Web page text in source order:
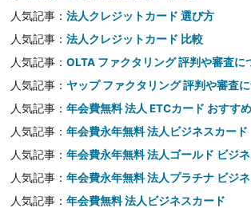
人気記事：法人クレジットカード 選び方
人気記事：法人クレジットカード 比較
人気記事：OLTA ファクタリング 評判や審査に
人気記事： ヤップ ファクタリング 評判や審査
人気記事：年会費無料 法人 ETCカード おすすめ
人気記事：年会費永年無料 法人ビジネスカード
人気記事：年会費永年無料 法人ゴールド ビジ
人気記事：年会費永年無料 法人プラチナ ビジ
人気記事：年会費無料 法人ビジネスカード